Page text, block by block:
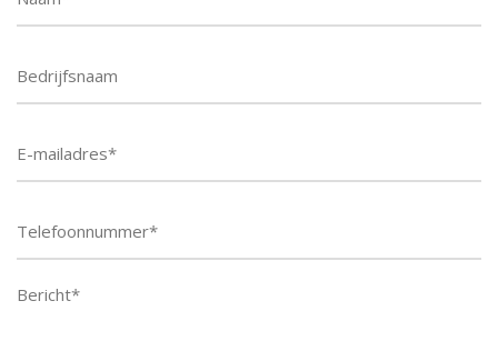
Telefoonnummer